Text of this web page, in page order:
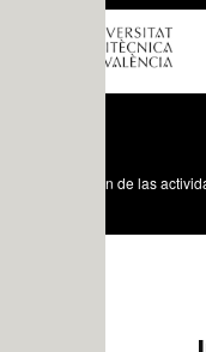
de las actividades